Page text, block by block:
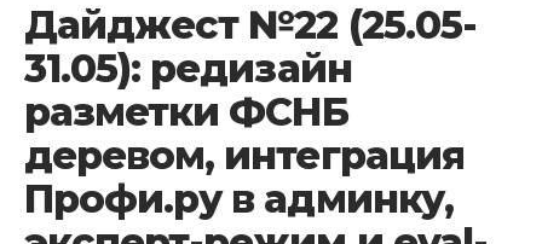
Дайджест №22 (25.05-
31.05): редизайн
разметки ФСНБ
деревом, интеграция
Профи.ру в админку,